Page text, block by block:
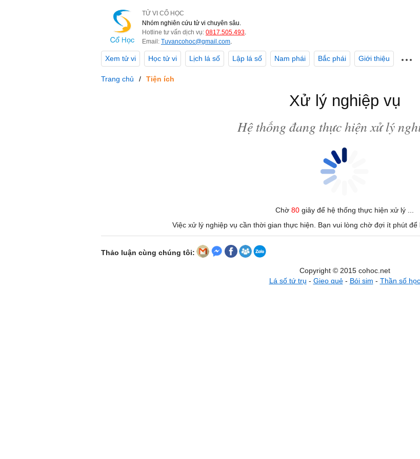
TỬ VI CỔ HỌC
Nhóm nghiên cứu tử vi chuyên sâu.
Hotline tư vấn dịch vụ: 0817.505.493.
Email: Tuvancohoc@gmail.com.
Xem tử vi Học tử vi Lịch lá số Lập lá số Nam phái Bắc phái Giới thiệu
Trang chủ Tiện ích
Xử lý nghiệp vụ
Hệ thống đang thực hiện xử lý
Chờ 80 giây để hệ thống thực hiện xử lý ...
Việc xử lý nghiệp vụ cần thời gian thực hiện. Bạn vui lòng chờ đợi ít phút
Thảo luận cùng chúng tôi:
Copyright © 2015 cohoc.net
Lá số tứ trụ - Gieo quẻ- Bói sim - Thần số học